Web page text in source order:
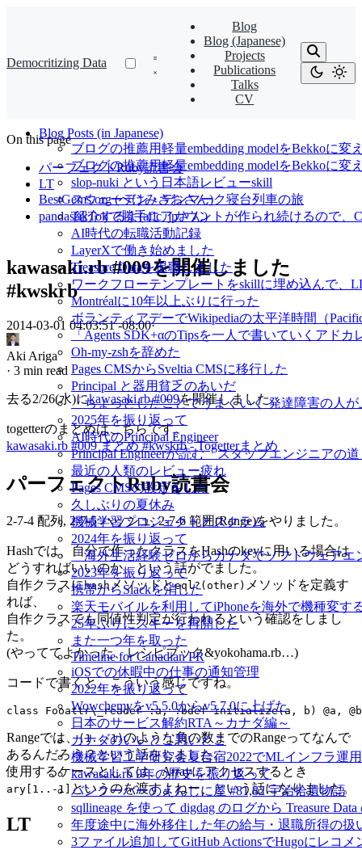
Democritizing Data
Blog
Blog (Japanese)
Projects
Publications
Talks
CV
Blog Posts (in Japanese)
ブログの推薦用軽量embedding modelをBekkoに変
ブログの推薦用軽量embedding modelをBekkoに
slop-nuki という日本語レビューskill
スウェーデン・デンマーク寝台列車の旅
TikTokで勝手にアカウントが作られ続けるので、
AI時代の転職活動記録
LayerXで働き始めました
Treasure Dataを退職しました
ワークフローテンプレートをskillに埋め込んで、
Montréalに10年以上ぶりに行った
ボランティアデーでWikipediaの太平洋時間（
「Agents SDK+αのTipsを一人で書いていくアドカ
Oh-my-zshを辞めた
Pages CMSからSveltia CMSに移行した
Principal と器用貧乏のあいだ
「ちょっとしたことでうまくいく 発達障害の人
2025年を振り返って
AI時代のPrincipal Engineer
Principal Engineerが読む「スタッフエンジニアの
最近の人類のレビュー疲れ
Pages CMSの設定をした
久しぶりの夏休み
機械学習プロジェクトとスクラム
2024年を振り返って
「海外生活経験ゼロからカナダでソフトウェア
2023年を振り返って
携帯からSlackを消した
楽天モバイルを利用してiPhoneを海外で機種変す
25年ぶりにスキーを再開した
また一つ年を取った
Timeline for Canadian PR
iOSでの休暇中の仕事の通知管理
2022年を振り返って
Wowchemyをv5.5.0からv5.7.0に上げた
日本のサービス解約RTA～カナダ編～
カナダのいいとこ悪いとこ
機械学習工学研究会夏合宿2022でMLインフラ運
kawasaki.rb 9年の歴史を振り返って
バンクーバーのえんじに屋 #81,82 宇治拾遺物語
sqllineage を使って digdag のログから Treasure
年度途中に海外移住した年の給与・退職所得の扱
3ファイル追加してGitHub ActionsでHugoにレコ
On this page
パーフェクトRuby読書会
LT
BestGems.org (ぺけみさおさん)
pandas紹介するよ(aflc_jpさん)
kawasaki.rb #009を開催しました
#kwskrb
2014-03-01 04:03:51 -08:00·
Aki Ariga
· 3 min read
去る2/26(水)にkawasaki.rb #009を開催しました。
togetterのまとめはこちらです。
kawasaki.rb #009 まとめ #kwskrb - Togetterまとめ
パーフェクトRuby読書会
2-7-4 配列, 2-7-5 ハッシュ, 2-7-6 範囲(Range)をやりました。
Hashでは、自分で作ったクラスをHashのkeyに用いる場合は
どうすればいいのか、という話がでました。
自作クラスにhash メソッドとeql?(other) メソッドを定義す
れば、
自作クラスでも同値性判定が行われるという確認をしまし
た。
(やっててよかった、レシピブック&yokohama.rb…)
コードで書くと、こういう感じですね。
Rangeでは、(1..-1)のような負の数までのRangeってなんで
あるんだろう？という話をしました。
使用するケースとしては、Arrayにアクセスするとき
ary[1..-1] というのを渡すよねー、という話になりました。
LT